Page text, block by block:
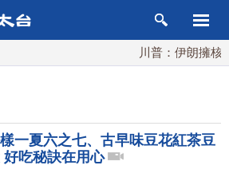
川普：伊朗擁核
一夏六之七、古早味豆花紅茶豆
好吃秘訣在用心